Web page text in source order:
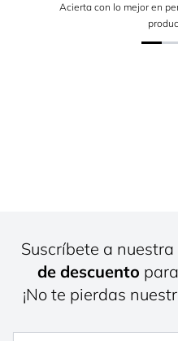
Acierta con lo mejor en
Suscríbete a
de descuento
¡No te pierdas